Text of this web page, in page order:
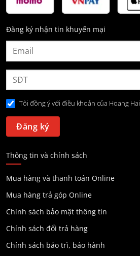
Đăng ký nhận tin khuyến mại
Tôi đồng ý với điều khoản của Hoang Hai
Thông tin và chính sách
Mua hàng và thanh toán Online
Mua hàng trả góp Online
Chính sách bảo mật thông tin
Chính sách đổi trả hàng
Chính sách bảo trì, bảo hành